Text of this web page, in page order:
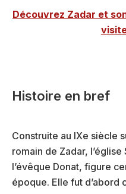
Découvrez Zadar et
Histoire en bref
Construite au IXe siècle
romain de Zadar,
l’évêque Donat, figure
époque. Elle fut d’abord